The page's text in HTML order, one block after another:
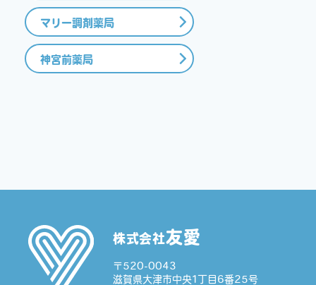
マリー調剤薬局
神宮前薬局
株式会社友愛
〒520-0043
滋賀県大津市中央1丁目6番25号